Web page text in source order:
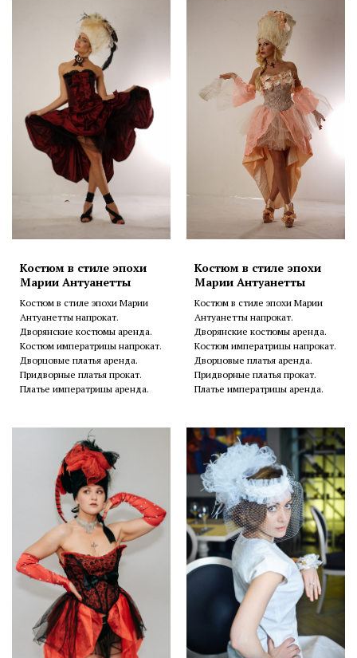
Костюм в стиле эпохи
Марии Антуанетты
Костюм в стиле эпохи Марии
Антуанетты напрокат.
Дворянские костюмы аренда.
Костюм императрицы напрокат.
Дворцовые платья аренда.
Придворные платья прокат.
Платье императрицы аренда.
Костюм в стиле эпохи
Марии Антуанетты
Костюм в стиле эпохи Марии
Антуанетты напрокат.
Дворянские костюмы аренда.
Костюм императрицы напрокат.
Дворцовые платья аренда.
Придворные платья прокат.
Платье императрицы аренда.